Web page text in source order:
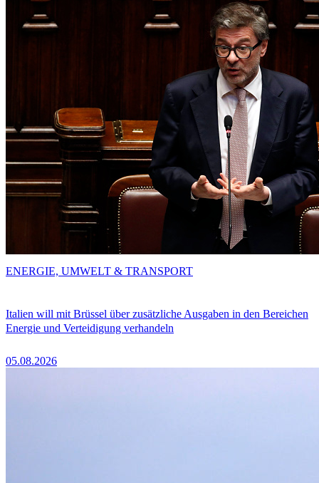
Italien will mit Brüssel über zusätzliche Ausgaben in den Bereichen
Energie und Verteidigung verhandeln
05.08.2026
ENERGIE, UMWELT & TRANSPORT